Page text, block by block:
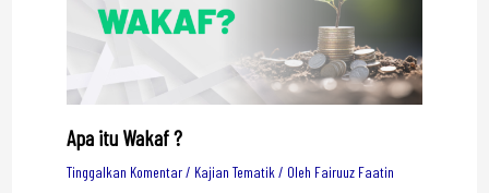
Apa itu Wakaf ?
Tinggalkan Komentar/ Kajian Tematik/ Oleh Fairuuz Faatin